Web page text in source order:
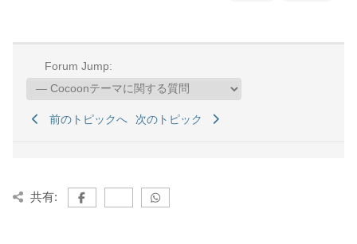
Forum Jump:
前のトピックへ 次のトピック
共有: